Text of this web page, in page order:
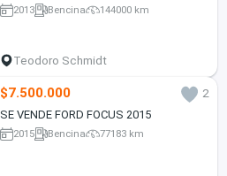
2013 Bencina 144000 km
Teodoro Schmidt
$7.500.000
2
SE VENDE FORD FOCUS 2015
2015 Bencina 77183 km